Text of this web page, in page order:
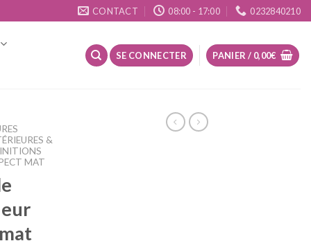
CONTACT 08:00 - 17:00 0232840210
SE CONNECTER PANIER / 0,00€
&
MAT